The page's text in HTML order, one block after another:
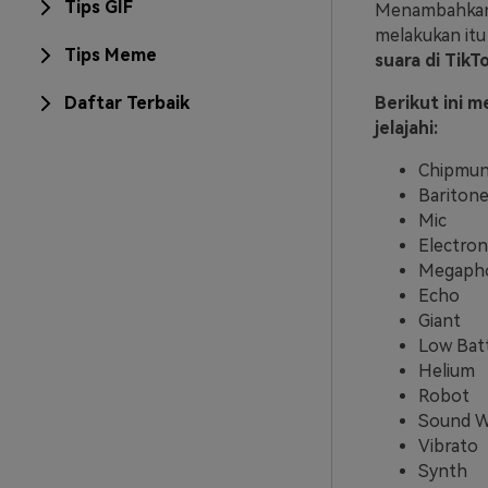
Tips GIF
Tips Meme
Daftar Terbaik
melakukan
suara di
Berikut ini
jelajahi:
Baritone
Mic
Echo
Giant
Low
Helium
Robot
Sound
Vibrato
Synth